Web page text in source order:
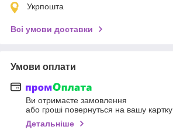
Укрпошта
Всі умови доставки
Умови оплати
Ви отримаєте замовлення
або гроші повернуться на вашу картку
Детальніше